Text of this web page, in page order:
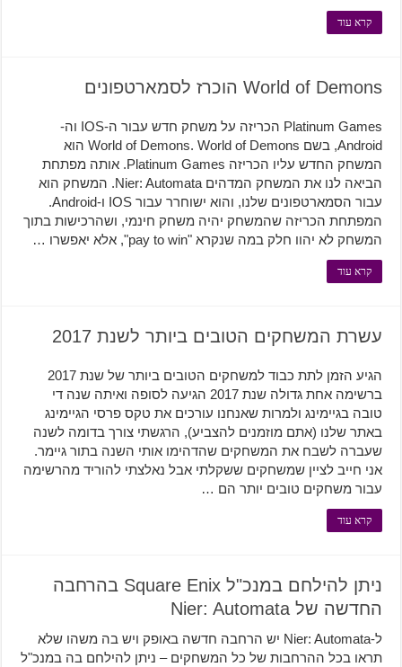
קרא עוד
World of Demons הוכרז לסמארטפונים
Platinum Games הכריזה על משחק חדש עבור ה-IOS וה-
Android, בשם World of Demons. World of Demons הוא
המשחק החדש עליו הכריזה Platinum Games. אותה מפתחת
הביאה לנו את המשחק המדהים Nier: Automata. המשחק הוא
עבור הסמארטפונים שלנו, והוא ישוחרר עבור IOS ו-Android.
המפתחת הכריזה שהמשחק יהיה משחק חינמי, ושהרכישות בתוך
המשחק לא יהוו חלק במה שנקרא "pay to win", אלא יאפשרו …
קרא עוד
עשרת המשחקים הטובים ביותר לשנת 2017
הגיע הזמן לתת כבוד למשחקים הטובים ביותר של שנת 2017
ברשימה אחת גדולה שנת 2017 הגיעה לסופה ואיתה שנה די
טובה בגיימינג ולמרות שאנחנו עורכים את טקס פרסי הגיימינג
באתר שלנו (אתם מוזמנים להצביע), הרגשתי צורך בדומה לשנה
שעברה לשבח את המשחקים שהדהימו אותי השנה בתור גיימר.
אני חייב לציין שמשחקים ששקלתי אבל נאלצתי להוריד מהרשימה
עבור משחקים טובים יותר הם …
קרא עוד
ניתן להילחם במנכ"ל Square Enix בהרחבה
החדשה של Nier: Automata
ל-Nier: Automata יש הרחבה חדשה באופק ויש בה משהו שלא
תראו בכל ההרחבות של כל המשחקים – ניתן להילחם בה במנכ"ל